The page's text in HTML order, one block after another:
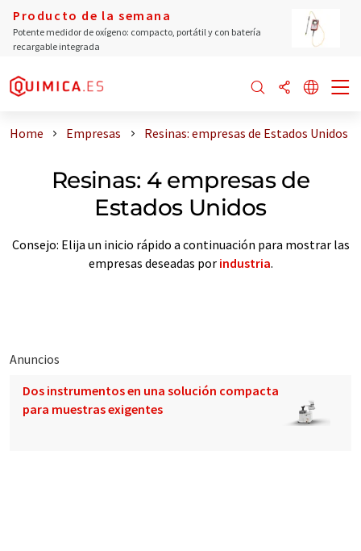
Producto de la semana
Potente medidor de oxígeno: compacto, portátil y con batería
recargable integrada
Home Empresas Resinas: empresas de Estados Unidos
Resinas: 4 empresas de
Estados Unidos
Consejo: Elija un inicio rápido a continuación para mostrar las
empresas deseadas por industria.
Anuncios
Dos instrumentos en una solución compacta
para muestras exigentes